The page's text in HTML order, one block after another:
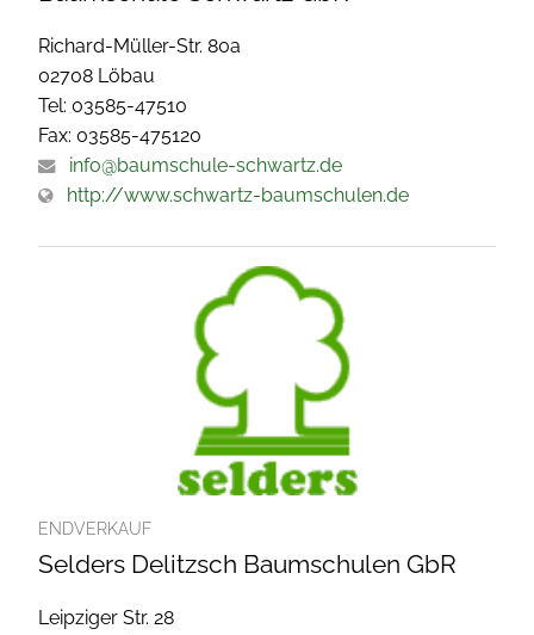
Richard-Müller-Str. 80a
02708 Löbau
Tel: 03585-47510
Fax: 03585-475120
info@baumschule-schwartz.de
http://www.schwartz-baumschulen.de
ENDVERKAUF
Selders Delitzsch Baumschulen GbR
Leipziger Str. 28